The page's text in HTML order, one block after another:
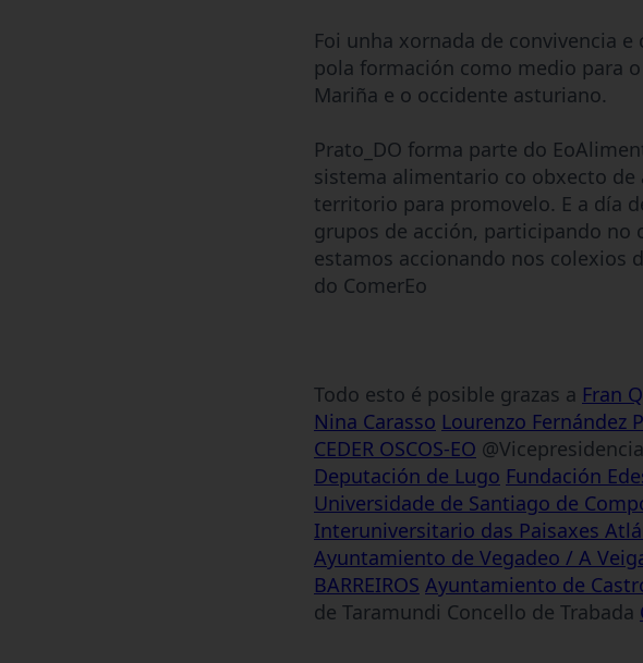
Foi unha xornada de convivencia
pola formación como medio para
Mariña e o occidente asturiano.
Prato_DO forma parte do
sistema alimentario co obxecto
territorio para promovelo. E a día
grupos de acción, participando
estamos accionando nos colexios
do ComerEo
Todo esto é posible grazas a Fran
Nina Carasso Lourenzo Fernández
CEDER OSCOS-EO
Deputación de Lugo Fundación
Universidade de Santiago de
Interuniversitario das Paisaxes
Ayuntamiento de Vegadeo / A
BARREIROS Ayuntamiento de
de Taramundi Concello de Trabada